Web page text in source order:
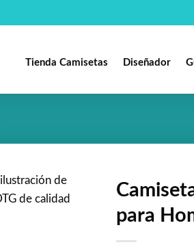
Tienda Camisetas Diseñador
para